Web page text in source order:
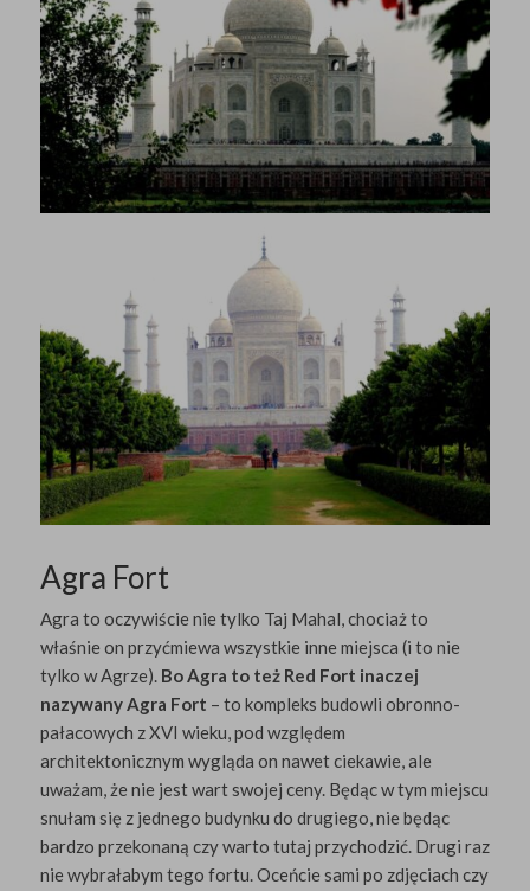
Agra Fort
Agra to oczywiście nie tylko Taj Mahal, chociaż to
właśnie on przyćmiewa wszystkie inne miejsca (i to nie
tylko w Agrze). Bo Agra to też Red Fort inaczej
nazywany Agra Fort – to kompleks budowli obronno-
pałacowych z XVI wieku, pod względem
architektonicznym wygląda on nawet ciekawie, ale
uważam, że nie jest wart swojej ceny. Będąc w tym miejscu
snułam się z jednego budynku do drugiego, nie będąc
bardzo przekonaną czy warto tutaj przychodzić. Drugi raz
nie wybrałabym tego fortu. Oceńcie sami po zdjęciach czy